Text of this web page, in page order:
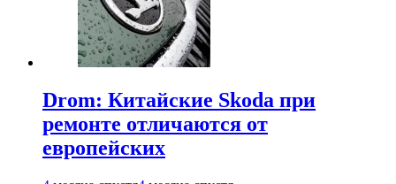
Drom: Китайские Skoda при
ремонте отличаются от
европейских